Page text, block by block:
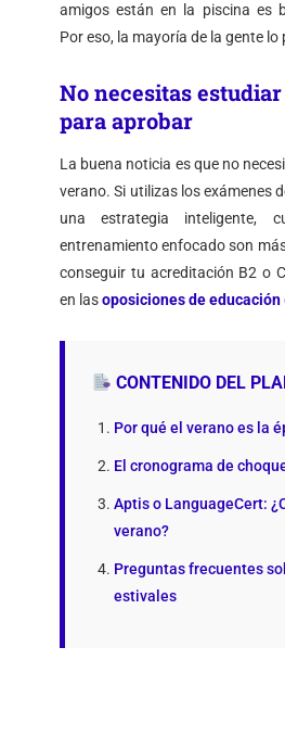
amigos están en la piscina es
Por eso, la mayoría de la gente
No necesitas
para aprobar
La buena noticia es que no
verano. Si utilizas los exámenes
una estrategia inteligente,
entrenamiento enfocado son
conseguir tu acreditación B2 o
en lasoposiciones de educación
CONTENIDO DEL
Por qué el verano es la
El cronograma de
Aptis o LanguageCert:
verano?
Preguntas frecuentes
estivales